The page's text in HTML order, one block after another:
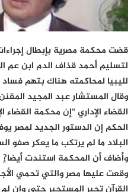
قضت محكمة مصرية بإبطال
لتسليم أحمد قذاف الدم ابن عم
لليبيا لمحاكمته هناك بتهم
وقال المستشار عبد المجيد
القضاء الإداري “إن محكمة القضاء
الحكم إن الدستور الجديد لمصر
البلاد ما لم يرتكب ما يعكر صفو
وأضاف أن المحكمة استندت أيضا?ٍ
وقعت عليها مصر والتي تحمي